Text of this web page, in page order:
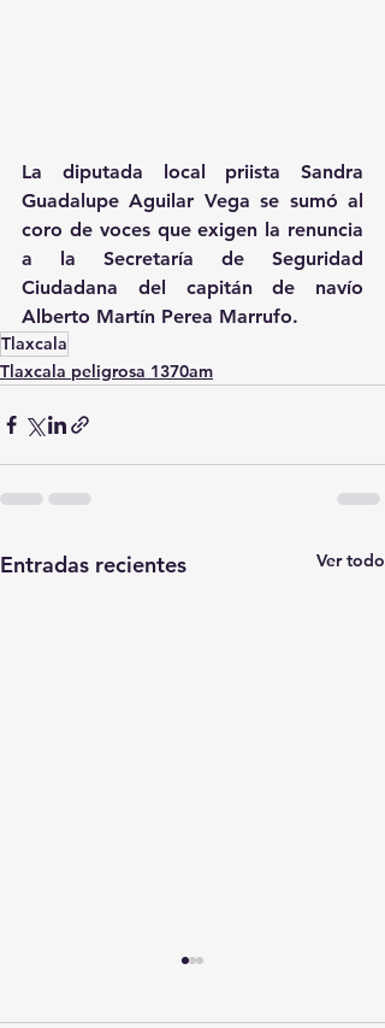
La diputada local priista Sandra
Guadalupe Aguilar Vega se sumó al
coro de voces que exigen la renuncia
a la Secretaría de Seguridad
Ciudadana del capitán de navío
Alberto Martín Perea Marrufo.
Tlaxcala
Tlaxcala peligrosa 1370am
Entradas recientes Ver todo